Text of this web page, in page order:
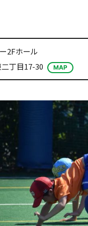
2Fホール
丁目17-30
MAP